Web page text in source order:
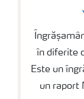
YaraBela
în diferite
Este un
un raport